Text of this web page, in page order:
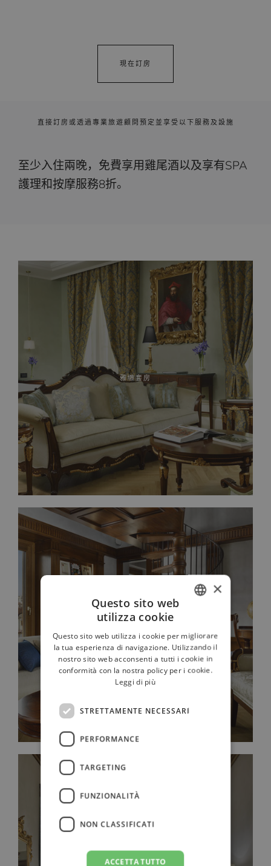
現在訂房
直接訂房或透過專業旅遊顧問預定並享受以下服務及設施
至少入住兩晚，免費享用雞尾酒以及享有SPA
護理和按摩服務8折。
雅緻套房
FRENCH
GERMAN
×
Questo sito web
utilizza cookie
Questo sito web utilizza i cookie per migliorare
la tua esperienza di navigazione. Utilizzando il
nostro sito web acconsenti a tutti i cookie in
conformità con la nostra policy per i cookie.
Leggi di più
STRETTAMENTE NECESSARI
PERFORMANCE
TARGETING
FUNZIONALITÀ
NON CLASSIFICATI
ACCETTA TUTTO